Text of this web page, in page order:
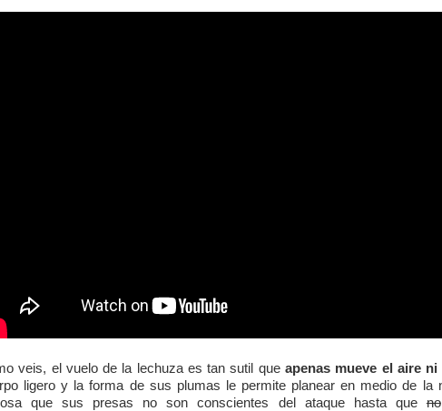
veis, el vuelo de la lechuza es tan sutil queapenas mueve el aire
ligero y la forma de sus plumas le permite planear en medio de la
que sus presas no son conscientes del ataque hasta queno